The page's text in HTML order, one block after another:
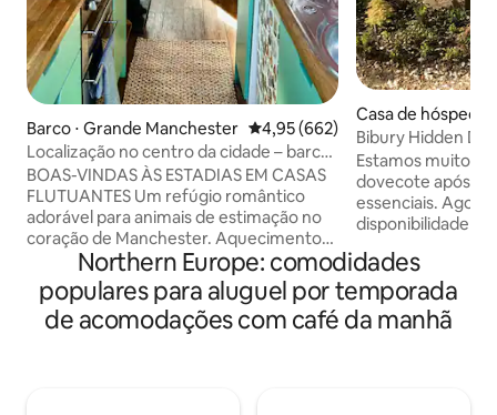
Barco ⋅ Grande Manchester 4,95 de uma avaliação média de
4,95 (662)
Localização no centro da cidade – barco
exclusivo e aconchegante no canal
BOAS-VINDAS ÀS ESTADIAS EM CASAS
FLUTUANTES Um refúgio romântico
adorável para animais de estimação no
coração de Manchester. Aquecimento
central e fogão a lenha. Interior peculiar
inspirado em Havana dos anos 1950. O
showpiece é um bar de honestidade
com vinho, destilados e charutos.
Casa de
Bibury Hidden
II)
Estamos muito
dovecote após
essenciais.
disponibilidade a
Este pombal
banheiro
cobre, chuveiro
quarto duplo
Northern Europe: comodidades
populares para aluguel por temporada
de acomodações com café da manhã